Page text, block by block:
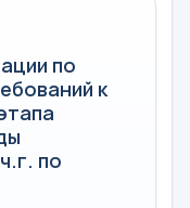
по
к
по